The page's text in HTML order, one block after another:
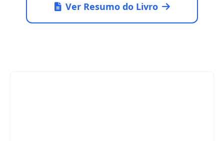
Ver Resumo do Livro